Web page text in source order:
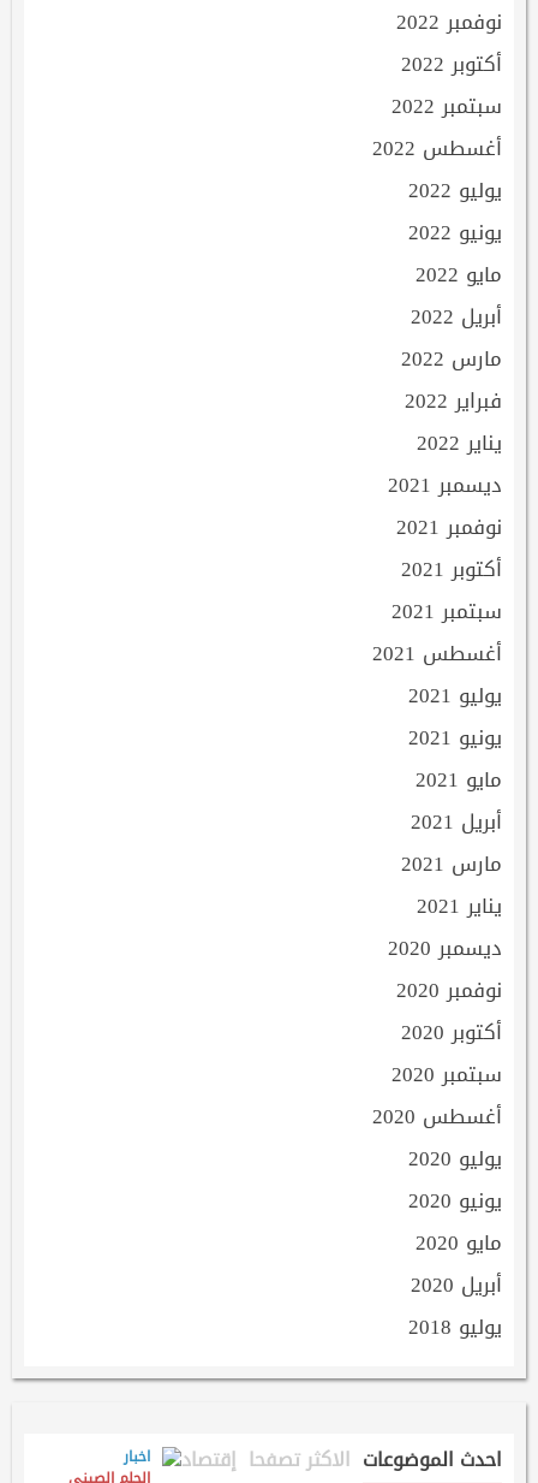
نوفمبر 2022
أكتوبر 2022
سبتمبر 2022
أغسطس 2022
يوليو 2022
يونيو 2022
مايو 2022
أبريل 2022
مارس 2022
فبراير 2022
يناير 2022
ديسمبر 2021
نوفمبر 2021
أكتوبر 2021
سبتمبر 2021
أغسطس 2021
يوليو 2021
يونيو 2021
مايو 2021
أبريل 2021
مارس 2021
يناير 2021
ديسمبر 2020
نوفمبر 2020
أكتوبر 2020
سبتمبر 2020
أغسطس 2020
يوليو 2020
يونيو 2020
مايو 2020
أبريل 2020
يوليو 2018
احدث الموضوعات الاكثر تصفحا إقتصاد
اخبار